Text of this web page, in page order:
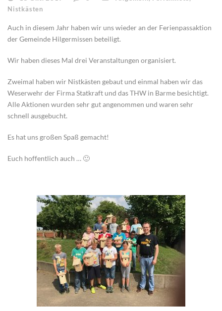
Nistkästen
Auch in diesem Jahr haben wir uns wieder an der Ferienpassaktion
der Gemeinde Hilgermissen beteiligt.
Wir haben dieses Mal drei Veranstaltungen organisiert.
Zweimal haben wir Nistkästen gebaut und einmal haben wir das
Weserwehr der Firma Statkraft und das THW in Barme besichtigt.
Alle Aktionen wurden sehr gut angenommen und waren sehr
schnell ausgebucht.
Es hat uns großen Spaß gemacht!
Euch hoffentlich auch … 🙂